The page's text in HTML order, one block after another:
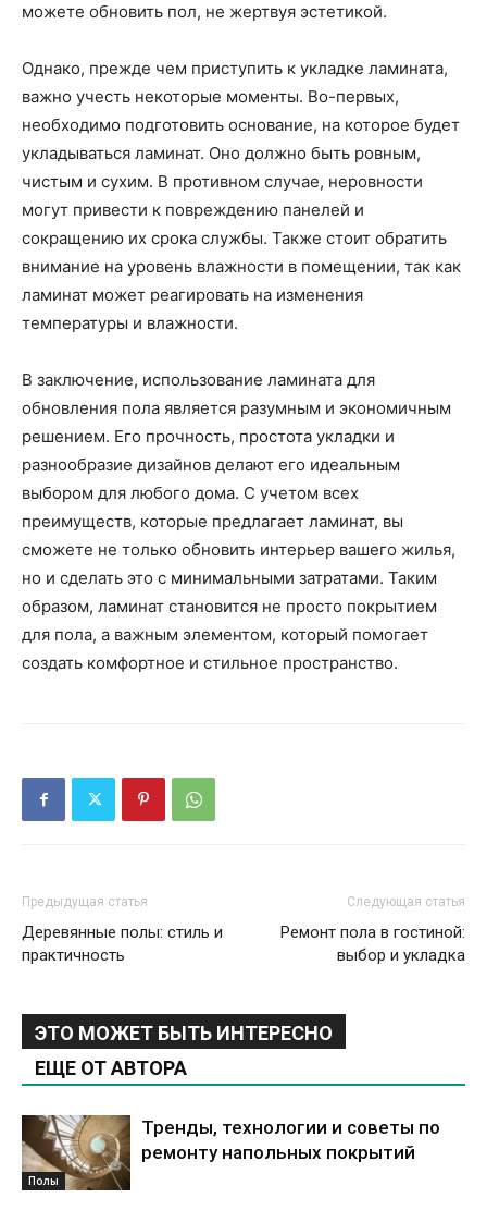
можете обновить пол, не жертвуя эстетикой.
Однако, прежде чем приступить к укладке ламината,
важно учесть некоторые моменты. Во-первых,
необходимо подготовить основание, на которое будет
укладываться ламинат. Оно должно быть ровным,
чистым и сухим. В противном случае, неровности
могут привести к повреждению панелей и
сокращению их срока службы. Также стоит обратить
внимание на уровень влажности в помещении, так как
ламинат может реагировать на изменения
температуры и влажности.
В заключение, использование ламината для
обновления пола является разумным и экономичным
решением. Его прочность, простота укладки и
разнообразие дизайнов делают его идеальным
выбором для любого дома. С учетом всех
преимуществ, которые предлагает ламинат, вы
сможете не только обновить интерьер вашего жилья,
но и сделать это с минимальными затратами. Таким
образом, ламинат становится не просто покрытием
для пола, а важным элементом, который помогает
создать комфортное и стильное пространство.
Предыдущая статья
Деревянные полы: стиль и
практичность
Следующая статья
Ремонт пола в гостиной:
выбор и укладка
ЭТО МОЖЕТ БЫТЬ ИНТЕРЕСНО
ЕЩЕ ОТ АВТОРА
Полы
Тренды, технологии и советы по
ремонту напольных покрытий